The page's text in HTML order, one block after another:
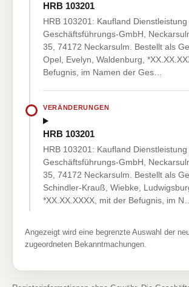
HRB 103201
HRB 103201: Kaufland Dienstleistung
Geschäftsführungs-GmbH,
35, 74172 Neckarsulm. Bestellt als
Opel, Evelyn, Waldenburg,
Befugnis, im Namen der Ges…
VERÄNDERUNGEN
HRB 103201
HRB 103201: Kaufland Dienstleistung
Geschäftsführungs-GmbH,
35, 74172 Neckarsulm. Bestellt als
Schindler-Krauß, Wiebke,
*XX.XX.XXXX, mit der Befugnis, im N…
Angezeigt wird eine begrenzte Auswahl der
zugeordneten Bekanntmachungen.